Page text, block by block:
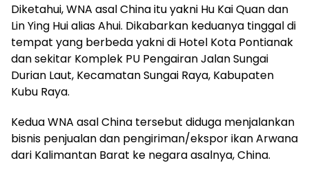
Diketahui, WNA asal China itu yakni Hu Kai Quan dan
Lin Ying Hui alias Ahui. Dikabarkan keduanya tinggal di
tempat yang berbeda yakni di Hotel Kota Pontianak
dan sekitar Komplek PU Pengairan Jalan Sungai
Durian Laut, Kecamatan Sungai Raya, Kabupaten
Kubu Raya.
Kedua WNA asal China tersebut diduga menjalankan
bisnis penjualan dan pengiriman/ekspor ikan Arwana
dari Kalimantan Barat ke negara asalnya, China.